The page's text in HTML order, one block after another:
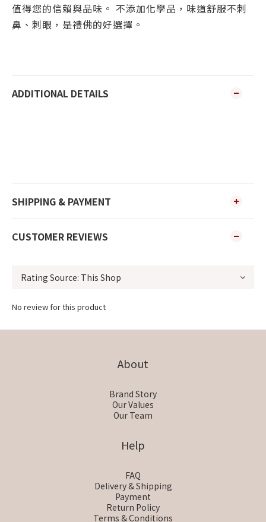
值得您的信賴與品味。 不添加化學品，味道舒服不刺
鼻、刺眼，是禮佛的好選擇。
ADDITIONAL DETAILS
SHIPPING & PAYMENT
CUSTOMER REVIEWS
No review for this product
About
Brand Story
Our Values
Our Team
Help
FAQ
Delivery & Shipping
Payment
Return Policy
Terms & Conditions